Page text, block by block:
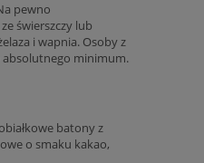
pewno
świerszczy lub
i wapnia. Osoby z
absolutnego minimum.
batony z
o smaku kakao,